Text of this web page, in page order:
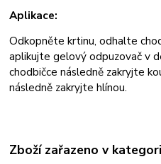
Aplikace:
Odkopněte krtinu, odhalte
aplikujte gelový odpuzovač v
chodbičce následně zakryjte
následně zakryjte hlínou.
Zboží zařazeno v